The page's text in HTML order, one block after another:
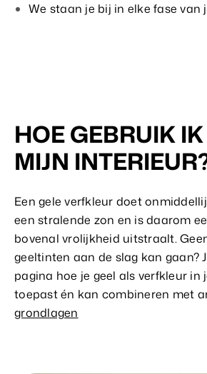
We staan je bij in elke fase van
HOE GEBRUIK
MIJN
Een gele verfkleur doet
een stralende zon en is daarom
bovenal vrolijkheid uitstraalt.
geeltinten aan de slag kan gaan?
pagina hoe je geel als verfkleur in
toepast én kan combineren met
grondlagen